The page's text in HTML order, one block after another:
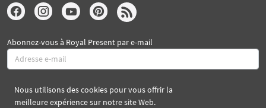
Nous utilisons des cookies pour vous offrir la
meilleure expérience sur notre site Web.
Abonnez-vous à Royal Present par e-mail
S'abonner